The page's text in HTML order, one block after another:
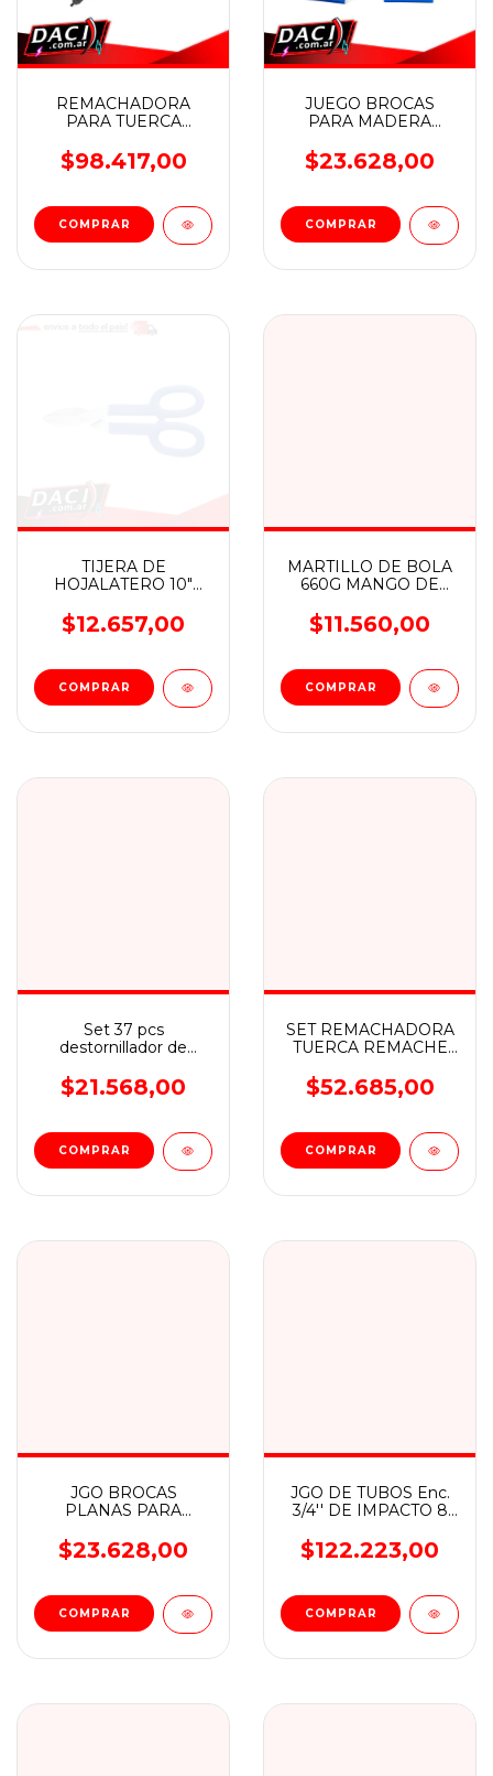
REMACHADORA
PARA TUERCA
WADFOW
$98.417,00
JUEGO BROCAS
PARA MADERA
MM WADFOW
$23.628,00
TIJERA DE
HOJALATERO 10"
$12.657,00
MARTILLO DE BOLA
660G MANGO DE
$11.560,00
Set 37 pcs
destornillador de
HKSDB0378
$21.568,00
SET REMACHADORA
TUERCA REMACHE
INGLESA + ACC
WADFOW
$52.685,00
JGO BROCAS
PLANAS PARA
10-12-16-19-22-25mm)
WADFOW
$23.628,00
JGO DE TUBOS Enc.
3/4'' DE IMPACTO 8
WADFOW
$122.223,00